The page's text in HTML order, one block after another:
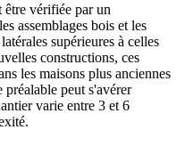
être vérifiée par un
assemblages bois et les
supérieures à celles
constructions, ces
les maisons plus anciennes
peut s'avérer
varie entre 3 et 6